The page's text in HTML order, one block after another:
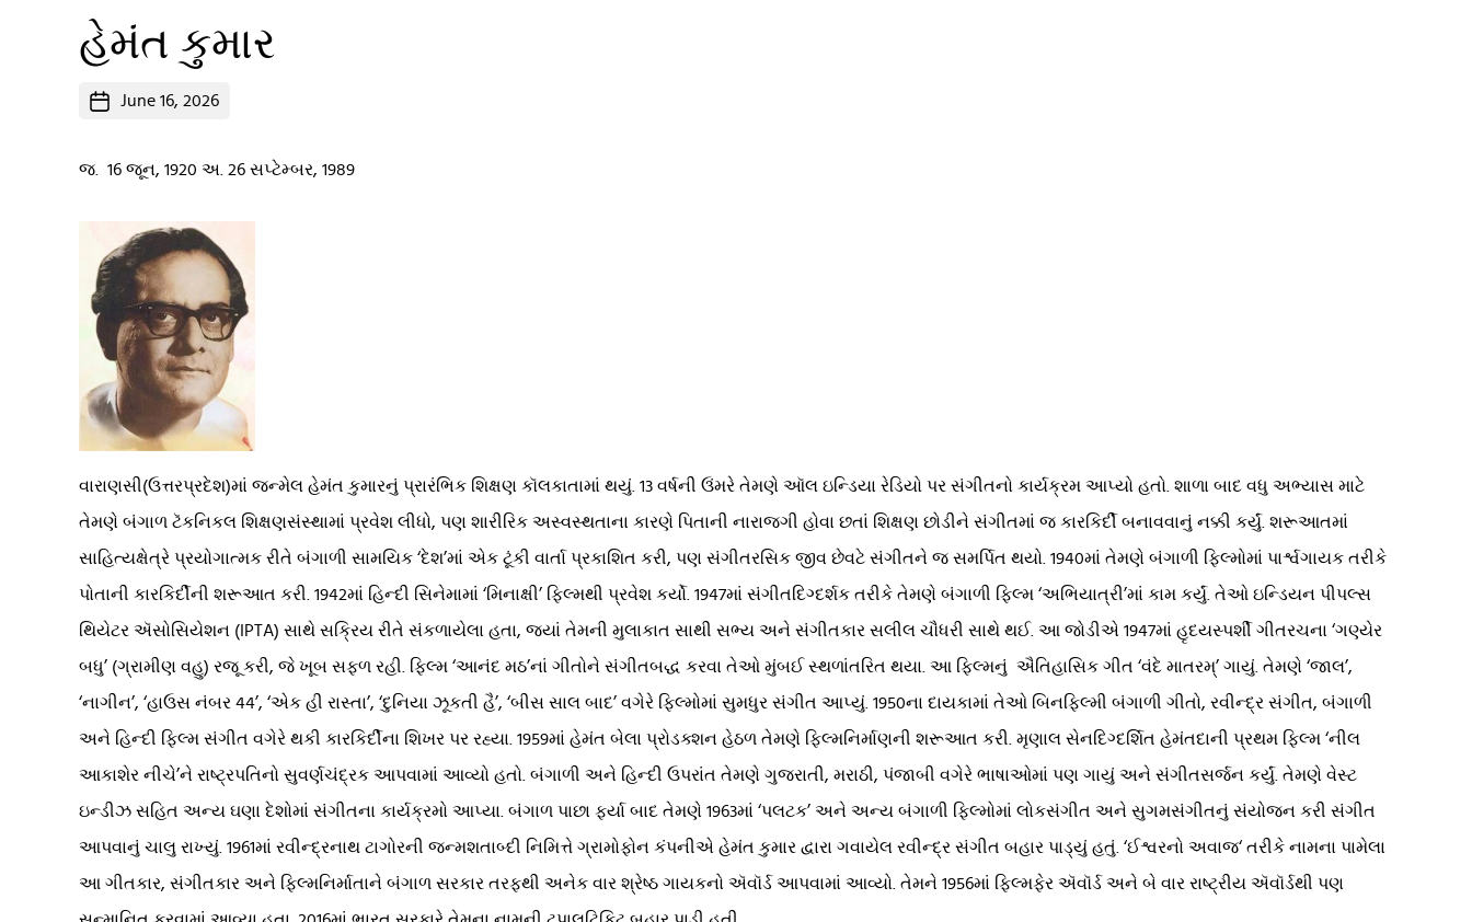
હેમંત કુમાર
Post June 16, 2026
જ. 16 જૂન, 1920 અ. 26 સપ્ટેમ્બર, 1989
વારાણસી(ઉત્તરપ્રદેશ)માં જન્મેલ હેમંત કુમારનું પ્રારંભિક શિક્ષણ કૉલકાતામાં થયું. 13 વર્ષની ઉંમરે તેમણે ઑલ ઇન્ડિયા રેડિયો પર સંગીતનો કાર્યક્રમ આપ્યો હતો. શાળા બાદ વધુ અભ્યાસ માટે
તેમણે બંગાળ ટૅકનિકલ શિક્ષણસંસ્થામાં પ્રવેશ લીધો, પણ શારીરિક અસ્વસ્થતાના કારણે પિતાની નારાજગી હોવા છતાં શિક્ષણ છોડીને સંગીતમાં જ કારકિર્દી બનાવવાનું નક્કી કર્યું. શરૂઆતમાં
સાહિત્યક્ષેત્રે પ્રયોગાત્મક રીતે બંગાળી સામયિક ‘દેશ’માં એક ટૂંકી વાર્તા પ્રકાશિત કરી, પણ સંગીતરસિક જીવ છેવટે સંગીતને જ સમર્પિત થયો. 1940માં તેમણે બંગાળી ફિલ્મોમાં પાર્શ્વગાયક તરીકે
પોતાની કારકિર્દીની શરૂઆત કરી. 1942માં હિન્દી સિનેમામાં ‘મિનાક્ષી’ ફિલ્મથી પ્રવેશ કર્યો. 1947માં સંગીતદિગ્દર્શક તરીકે તેમણે બંગાળી ફિલ્મ ‘અભિયાત્રી’માં કામ કર્યું. તેઓ ઇન્ડિયન પીપલ્સ
થિયેટર ઍસોસિયેશન (IPTA) સાથે સક્રિય રીતે સંકળાયેલા હતા, જ્યાં તેમની મુલાકાત સાથી સભ્ય અને સંગીતકાર સલીલ ચૌધરી સાથે થઈ. આ જોડીએ 1947માં હૃદયસ્પર્શી ગીતરચના ‘ગણ્યેર
બધુ’ (ગ્રામીણ વહુ) રજૂ કરી, જે ખૂબ સફળ રહી. ફિલ્મ ‘આનંદ મઠ’નાં ગીતોને સંગીતબદ્ધ કરવા તેઓ મુંબઈ સ્થળાંતરિત થયા. આ ફિલ્મનું ઐતિહાસિક ગીત ‘વંદે માતરમ્’ ગાયું. તેમણે ‘જાલ’,
‘નાગીન’, ‘હાઉસ નંબર 44’, ‘એક હી રાસ્તા’, ‘દુનિયા ઝૂકતી હૈ’, ‘બીસ સાલ બાદ’ વગેરે ફિલ્મોમાં સુમધુર સંગીત આપ્યું. 1950ના દાયકામાં તેઓ બિનફિલ્મી બંગાળી ગીતો, રવીન્દ્ર સંગીત, બંગાળી
અને હિન્દી ફિલ્મ સંગીત વગેરે થકી કારકિર્દીના શિખર પર રહ્યા. 1959માં હેમંત બેલા પ્રોડક્શન હેઠળ તેમણે ફિલ્મનિર્માણની શરૂઆત કરી. મૃણાલ સેનદિગ્દર્શિત હેમંતદાની પ્રથમ ફિલ્મ ‘નીલ
આકાશેર નીચે’ને રાષ્ટ્રપતિનો સુવર્ણચંદ્રક આપવામાં આવ્યો હતો. બંગાળી અને હિન્દી ઉપરાંત તેમણે ગુજરાતી, મરાઠી, પંજાબી વગેરે ભાષાઓમાં પણ ગાયું અને સંગીતસર્જન કર્યું. તેમણે વેસ્ટ
ઇન્ડીઝ સહિત અન્ય ઘણા દેશોમાં સંગીતના કાર્યક્રમો આપ્યા. બંગાળ પાછા ફર્યા બાદ તેમણે 1963માં ‘પલટક’ અને અન્ય બંગાળી ફિલ્મોમાં લોકસંગીત અને સુગમસંગીતનું સંયોજન કરી સંગીત
આપવાનું ચાલુ રાખ્યું. 1961માં રવીન્દ્રનાથ ટાગોરની જન્મશતાબ્દી નિમિત્તે ગ્રામોફોન કંપનીએ હેમંત કુમાર દ્વારા ગવાયેલ રવીન્દ્ર સંગીત બહાર પાડ્યું હતું. ‘ઈશ્વરનો અવાજ‘ તરીકે નામના પામેલા
આ ગીતકાર, સંગીતકાર અને ફિલ્મનિર્માતાને બંગાળ સરકાર તરફથી અનેક વાર શ્રેષ્ઠ ગાયકનો ઍવૉર્ડ આપવામાં આવ્યો. તેમને 1956માં ફિલ્મફેર ઍવૉર્ડ અને બે વાર રાષ્ટ્રીય ઍવૉર્ડથી પણ